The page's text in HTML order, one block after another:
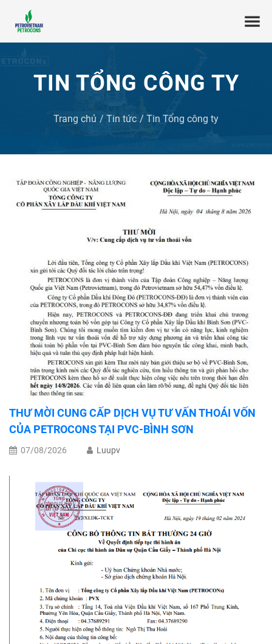
TIN TỔNG CÔNG TY
Trang chủ Tin tức Tin Tổng công ty
THƯ MỜI CUNG CẤP DỊCH VỤ TƯ VẤN THOÁI VỐN
CỦA PETROCONS TẠI PVC-BÌNH SƠN
07/08/2026 Luupv